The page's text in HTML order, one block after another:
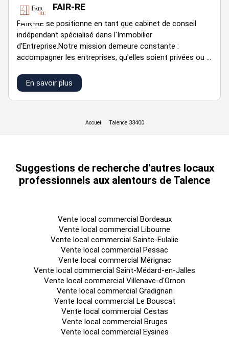
Les informations sur les risques auxquels ce bien est exposé
sont disponibles sur le site Géorisques :
www.georisques.gouv.fr
FAIR-RE
FAIR-RE se positionne en tant que cabinet de conseil
indépendant spécialisé dans l'Immobilier
d'Entreprise.Notre mission demeure constante :
accompagner les entreprises, qu'elles soient privées ou ...
En savoir plus
Suggestions de recherche d'autres locaux
professionnels aux alentours de Talence
Vente local commercial Bordeaux
Vente local commercial Libourne
Vente local commercial Sainte-Eulalie
Vente local commercial Pessac
Vente local commercial Mérignac
Vente local commercial Saint-Médard-en-Jalles
Vente local commercial Villenave-d'Ornon
Vente local commercial Gradignan
Vente local commercial Le Bouscat
Vente local commercial Cestas
Vente local commercial Bruges
Vente local commercial Eysines